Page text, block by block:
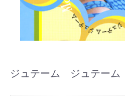
ジュテーム ジュテーム